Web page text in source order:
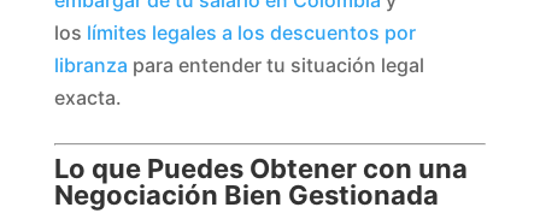
los límites legales a los descuentos por
libranza para entender tu situación legal
exacta.
Lo que Puedes Obtener con una
Negociación Bien Gestionada